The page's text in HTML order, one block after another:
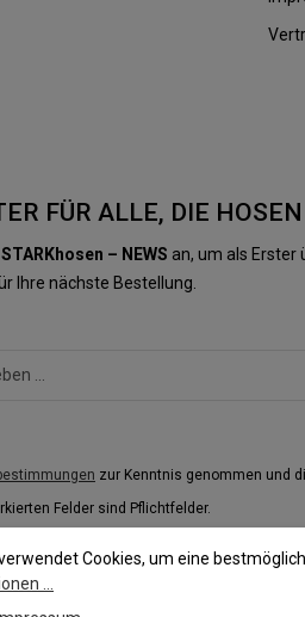
FÜR ALLE, DIE
STARKhosen – NEWS an, um als
Ihre nächste Bestellung.
zur Kenntnis genommen und
Felder sind Pflichtfelder.
Cookies, um eine
...